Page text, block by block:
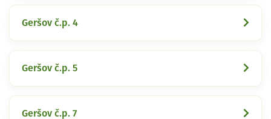
Geršov č.p. 4
Geršov č.p. 5
Geršov č.p. 7